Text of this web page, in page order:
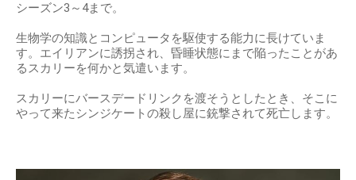
シーズン3～4まで。
生物学の知識とコンピュータを駆使する能力に長けていま
す。エイリアンに誘拐され、昏睡状態にまで陥ったことがあ
るスカリーを何かと気遣います。
スカリーにバースデードリンクを渡そうとしたとき、そこに
やって来たシンジケートの殺し屋に銃撃されて死亡します。